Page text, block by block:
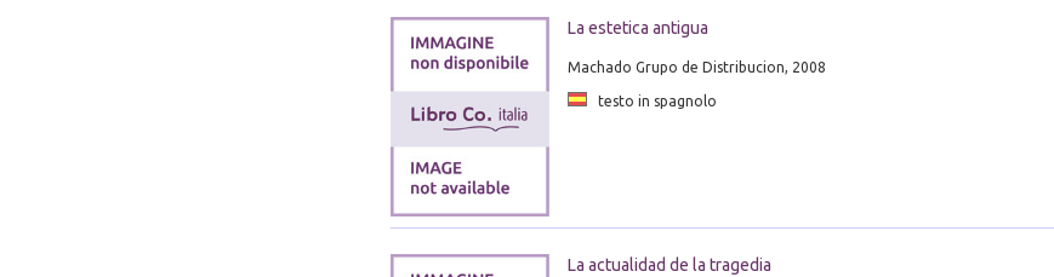
La estetica antigua
Machado Grupo de Distribucion, 2008
testo in spagnolo
La actualidad de la tragedia